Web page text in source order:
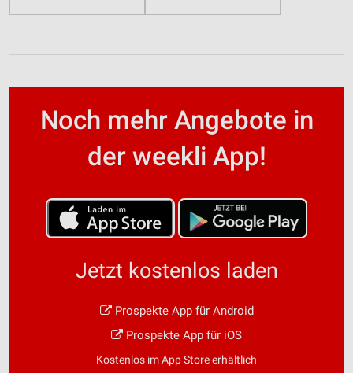
Noch mehr Angebote in
der weekli App!
Jetzt kostenlos laden
Prospekte App für Android
Prospekte App für iOS
Kostenlos im App Store erhältlich